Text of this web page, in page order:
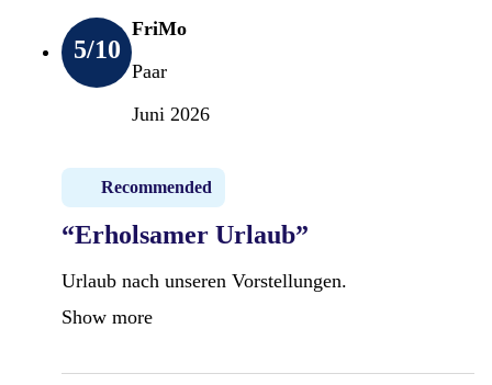
5/10
FriMo
Paar
Juni 2026
Recommended
“Erholsamer Urlaub”
Urlaub nach unseren Vorstellungen.
Show more